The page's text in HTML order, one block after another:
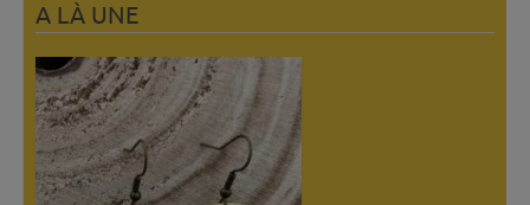
A LÀ UNE